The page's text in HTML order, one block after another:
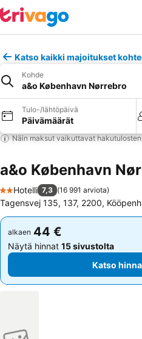
Katso kaikki majoitukset
Kohde
a&o København Nørrebro
Tulo-/lähtöpäivä
Päivämäärät
Näin maksut vaikuttavat
a&o København
2 Tähtiluokitus
Hotelli 7,3 (16 991 arviota)
Tagensvej 135, 137, 2200,
alkaen 44 €
Näytä hinnat 15 sivustolta
Katso
alkaen 44 €
Näytä hinnat 15 sivustolta
Katso